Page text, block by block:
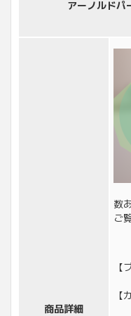
アーノルド
商品詳細
数
ご
【
【